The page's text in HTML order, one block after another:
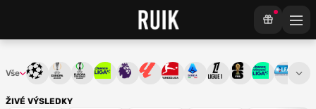
ŽIVÉ VÝSLEDKY
Vše Liga mistrůEvropská liga
Konferenční liga
Chance ligaPremier League
La LigaBundesliga
Serie ALigue 1Mistrovství světa
Chance3. ČFL